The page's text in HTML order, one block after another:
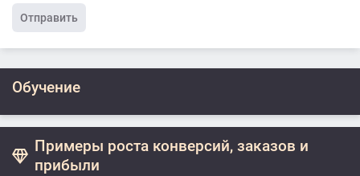
Отправить
Обучение
Примеры роста конверсий, заказов и
прибыли